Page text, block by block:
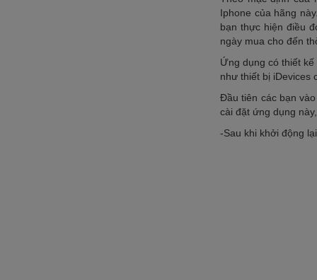
Iphone của hãng
bạn thực hiện điều
ngày mua cho đến
Ứng dụng có thiết
như thiết bị iDevices
Đầu tiên các bạn
cài đặt ứng dụng
-Sau khi khởi động